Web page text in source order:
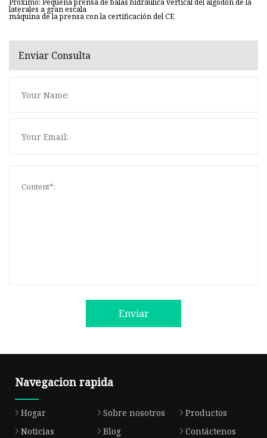
laterales a gran escala
Próximo: Pequeña prensa de balas hidráulica vertical del algodón de la
máquina de la prensa con la certificación del CE
Enviar Consulta
Enviar
Navegacion rapida
Hogar Sobre nosotros
Productos
Noticias
Blog
Contáctenos